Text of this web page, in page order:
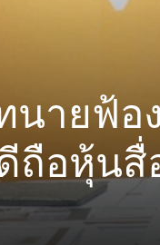
นายฟ้
ถือหุ้นสื่